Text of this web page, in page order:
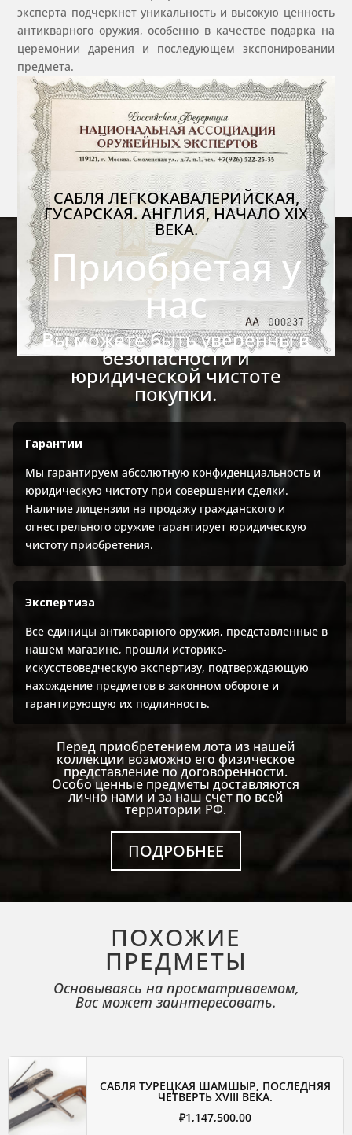
эксперта подчеркнет уникальность и высокую ценность
антикварного оружия, особенно в качестве подарка на
церемонии дарения и последующем экспонировании
предмета.
САБЛЯ ЛЕГКОКАВАЛЕРИЙСКАЯ,
ГУСАРСКАЯ. АНГЛИЯ, НАЧАЛО XIX
ВЕКА.
Приобретая у
нас
Вы можете быть уверенны в
безопасности и
юридической чистоте
покупки.
Гарантии
Мы гарантируем абсолютную конфиденциальность и
юридическую чистоту при совершении сделки.
Наличие лицензии на продажу гражданского и
огнестрельного оружие гарантирует юридическую
чистоту приобретения.
Экспертиза
Все единицы антикварного оружия, представленные в
нашем магазине, прошли историко-
искусствоведческую экспертизу, подтверждающую
нахождение предметов в законном обороте и
гарантирующую их подлинность.
Перед приобретением лота из нашей
коллекции возможно его физическое
представление по договоренности.
Особо ценные предметы доставляются
лично нами и за наш счет по всей
территории РФ.
ПОДРОБНЕЕ
ПОХОЖИЕ
ПРЕДМЕТЫ
Основываясь на просматриваемом,
Вас может заинтересовать.
САБЛЯ ТУРЕЦКАЯ ШАМШЫР, ПОСЛЕДНЯЯ
ЧЕТВЕРТЬ XVIII ВЕКА.
₽1,147,500.00